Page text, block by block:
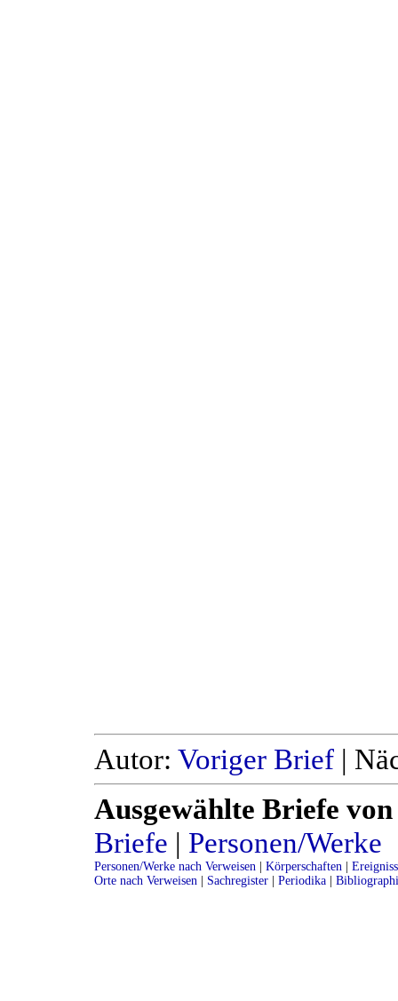
Autor: Voriger Brief |
Ausgewählte Briefe
Briefe | Personen/Werke
Personen/Werke nach Verweisen Körperschaften
Orte nach Verweisen
Sachregister Periodika